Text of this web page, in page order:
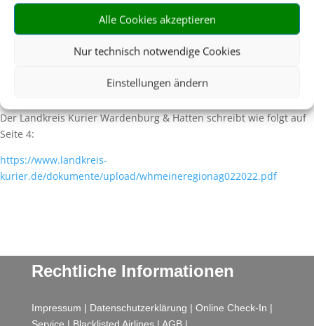
Alle Cookies akzeptieren
Nur technisch notwendige Cookies
Einstellungen ändern
Tourismusbranche wieder.
Eure TRAVELAngels Anja, Bettina, Ines, Kerstin, Kiki und Talea vom
TUI TRAVELStar Reisebüro Sonne & mehr sind die Reiseexperten
Der Landkreis Kurier Wardenburg & Hatten schreibt wie folgt auf
Seite 4:
https://www.landkreis-
kurier.de/dokumente/upload/whmeineregionag022022.pdf
Rechtliche Informationen
Impressum | Datenschutzerklärung | Online Check-In |